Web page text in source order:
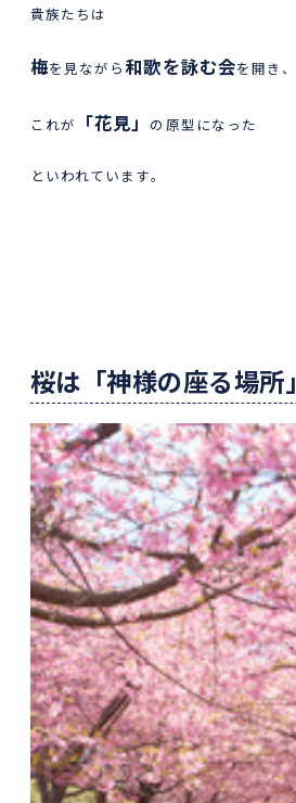
貴族たちは
梅を見ながら和歌を詠む会を開き、
これが 「花見」 の原型になった
といわれています。
桜は「神様の座る場所」